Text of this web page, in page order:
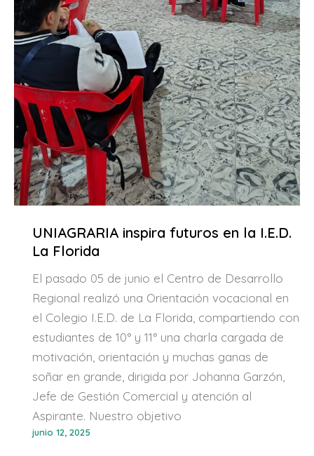
UNIAGRARIA inspira futuros en la I.E.D.
La Florida
El pasado 05 de junio el Centro de Desarrollo
Regional realizó una Orientación vocacional en
el Colegio I.E.D. de La Florida, compartiendo con
estudiantes de 10° y 11° una charla cargada de
motivación, orientación y muchas ganas de
soñar en grande, dirigida por Johanna Garzón,
Jefe de Gestión Comercial y atención al
Aspirante. Nuestro objetivo
junio 12, 2025